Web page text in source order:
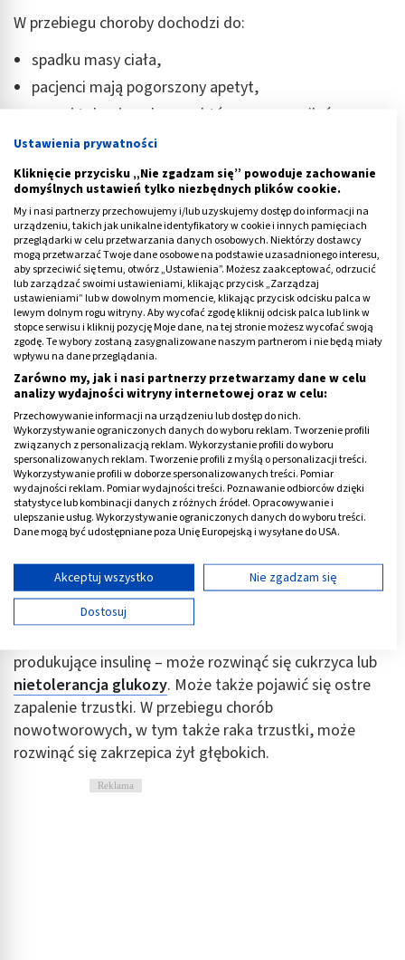
W przebiegu choroby dochodzi do:
spadku masy ciała,
pacjenci mają pogorszony apetyt,
gorzej tolerują pokarmy, które mogą nasilać
dolegliwości.
W około 50-80% przypadków (w zależności od
lokalizacji zmiany) pojawia się żółtaczka – żółte
zabarwienie skóry oraz gałek ocznych, objawem
alarmującym jest żółtaczka bez dolegliwości bólowych!
Reklama
Rak trzustki - powikłania
Komórki nowotworowe mogą wypierać prawidłowe
produkujące insulinę – może rozwinąć się cukrzyca lub
nietolerancja glukozy. Może także pojawić się ostre
zapalenie trzustki. W przebiegu chorób
nowotworowych, w tym także raka trzustki, może
rozwinąć się zakrzepica żył głębokich.
Reklama
Ustawienia prywatności
Kliknięcie przycisku „Nie zgadzam się” powoduje zachowanie
domyślnych ustawień tylko niezbędnych plików cookie.
My i nasi partnerzy przechowujemy i/lub uzyskujemy dostęp do informacji na
urządzeniu, takich jak unikalne identyfikatory w cookie i innych pamięciach
przeglądarki w celu przetwarzania danych osobowych. Niektórzy dostawcy
mogą przetwarzać Twoje dane osobowe na podstawie uzasadnionego interesu,
aby sprzeciwić się temu, otwórz „Ustawienia”. Możesz zaakceptować, odrzucić
lub zarządzać swoimi ustawieniami, klikając przycisk „Zarządzaj
ustawieniami” lub w dowolnym momencie, klikając przycisk odcisku palca w
lewym dolnym rogu witryny. Aby wycofać zgodę kliknij odcisk palca lub link w
stopce serwisu i kliknij pozycję Moje dane, na tej stronie możesz wycofać swoją
zgodę. Te wybory zostaną zasygnalizowane naszym partnerom i nie będą miały
wpływu na dane przeglądania.
Zarówno my, jak i nasi partnerzy przetwarzamy dane w celu
analizy wydajności witryny internetowej oraz w celu:
Przechowywanie informacji na urządzeniu lub dostęp do nich.
Wykorzystywanie ograniczonych danych do wyboru reklam. Tworzenie profili
związanych z personalizacją reklam. Wykorzystanie profili do wyboru
spersonalizowanych reklam. Tworzenie profili z myślą o personalizacji treści.
Wykorzystywanie profili w doborze spersonalizowanych treści. Pomiar
wydajności reklam. Pomiar wydajności treści. Poznawanie odbiorców dzięki
statystyce lub kombinacji danych z różnych źródeł. Opracowywanie i
ulepszanie usług. Wykorzystywanie ograniczonych danych do wyboru treści.
Dane mogą być udostępniane poza Unię Europejską i wysyłane do USA.
Wyświetl listę partnerów (11 dostawców IAB)
Używamy Twoich danych w następujących celach:
Cele przetwarzania IAB:
dostęp do nich
Wykorzystywanie ograniczonych danych do
wyboru reklam
Tworzenie profili w celu spersonalizowanych
Akceptuj wszystko
Nie zgadzam się
Dostosuj